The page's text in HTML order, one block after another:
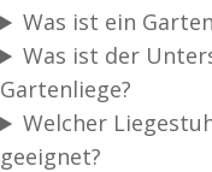
Was ist ein
Was ist der
Gartenliege?
Welcher
geeignet?